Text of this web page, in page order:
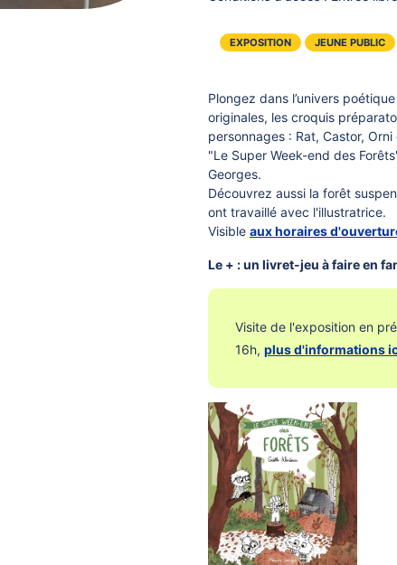
EXPOSITION JEUNE PUBLIC
Plongez dans l’univers
originales, les croquis
personnages : Rat, Castor,
"Le Super Week-end des
Georges.
Découvrez aussi la forêt
ont travaillé avec l'illustratrice.
Visible aux horaires
Le + : un livret-jeu à faire en
Visite de l'exposition en
16h, plus d'informations